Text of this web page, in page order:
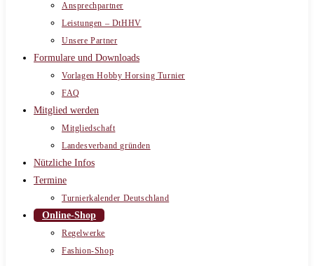
Ansprechpartner
Leistungen – DtHHV
Unsere Partner
Formulare und Downloads
Vorlagen Hobby Horsing Turnier
FAQ
Mitglied werden
Mitgliedschaft
Landesverband gründen
Nützliche Infos
Termine
Turnierkalender Deutschland
Online-Shop
Regelwerke
Fashion-Shop